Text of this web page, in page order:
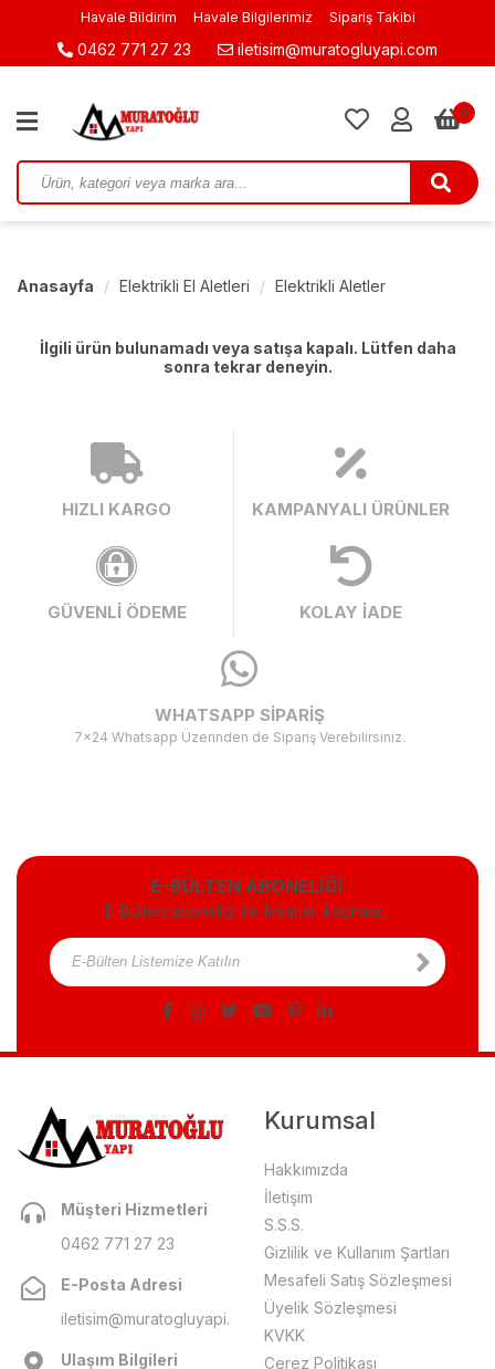
Havale Bildirim Havale Bilgilerimiz Sipariş Takibi
0462 771 27 23 iletisim@muratogluyapi.com
0
Anasayfa Elektrikli El Aletleri Elektrikli Aletler
İlgili ürün bulunamadı veya satışa kapalı. Lütfen daha
sonra tekrar deneyin.
HIZLI KARGO KAMPANYALI ÜRÜNLER
GÜVENLİ ÖDEME KOLAY İADE
WHATSAPP SİPARİŞ
7x24 Whatsapp Üzerinden de Sipariş Verebilirsiniz.
E-BÜLTEN ABONELİĞİ
E-Bülten aboneliği ile fırsatları kaçırma...
Müşteri Hizmetleri
0462 771 27 23
E-Posta Adresi
iletisim@muratogluyapi.com
Ulaşım Bilgileri
Kurumsal
Hakkımızda
İletişim
S.S.S.
Gizlilik ve Kullanım Şartları
Mesafeli Satış Sözleşmesi
Üyelik Sözleşmesi
KVKK
Çerez Politikası